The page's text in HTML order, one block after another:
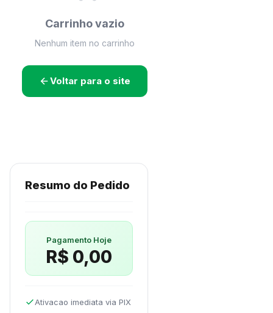
Carrinho vazio
Nenhum item no carrinho
Voltar para o site
Resumo do Pedido
Pagamento Hoje
R$ 0,00
Ativacao imediata via PIX